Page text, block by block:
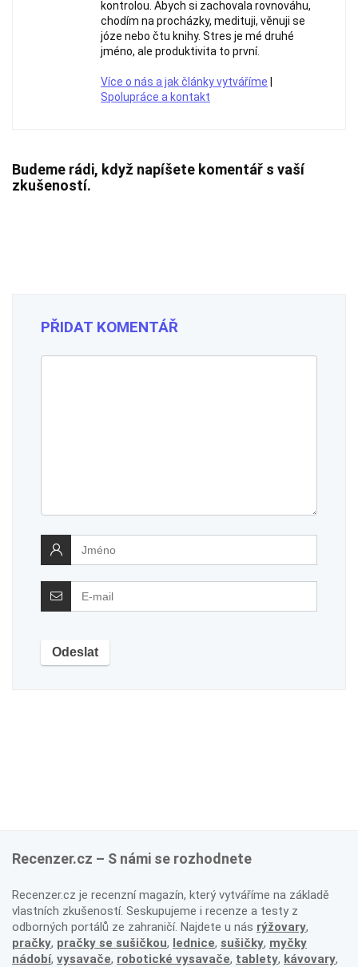
kontrolou. Abych si zachovala rovnováhu,
chodím na procházky, medituji, věnuji se
józe nebo čtu knihy. Stres je mé druhé
jméno, ale produktivita to první.
Více o nás a jak články vytváříme
Spolupráce a kontakt
Budeme rádi, když napíšete komentář s vaší
zkušeností.
PŘIDAT KOMENTÁŘ
Recenzer.cz – S námi se rozhodnete
Recenzer.cz je recenzní magazín, který vytváříme na základě
vlastních zkušeností. Seskupujeme i recenze a testy z
odborných portálů ze zahraničí. Najdete u nás rýžovary,
pračky, pračky se sušičkou, lednice, sušičky, myčky
nádobí, vysavače, robotické vysavače, tablety, kávovary,